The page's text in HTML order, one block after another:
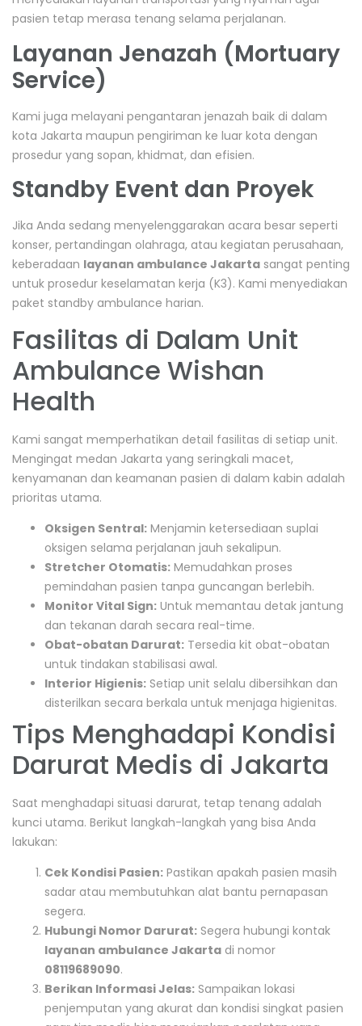
pasien tetap merasa tenang selama perjalanan.
Layanan Jenazah (Mortuary
Service)
Kami juga melayani pengantaran jenazah baik di dalam
kota Jakarta maupun pengiriman ke luar kota dengan
prosedur yang sopan, khidmat, dan efisien.
Standby Event dan Proyek
Jika Anda sedang menyelenggarakan acara besar seperti
konser, pertandingan olahraga, atau kegiatan perusahaan,
keberadaan layanan ambulance Jakarta sangat penting
untuk prosedur keselamatan kerja (K3). Kami menyediakan
paket standby ambulance harian.
Fasilitas di Dalam Unit
Ambulance Wishan
Health
Kami sangat memperhatikan detail fasilitas di setiap unit.
Mengingat medan Jakarta yang seringkali macet,
kenyamanan dan keamanan pasien di dalam kabin adalah
prioritas utama.
Oksigen Sentral: Menjamin ketersediaan suplai
oksigen selama perjalanan jauh sekalipun.
Stretcher Otomatis: Memudahkan proses
pemindahan pasien tanpa guncangan berlebih.
Monitor Vital Sign: Untuk memantau detak jantung
dan tekanan darah secara real-time.
Obat-obatan Darurat: Tersedia kit obat-obatan
untuk tindakan stabilisasi awal.
Interior Higienis: Setiap unit selalu dibersihkan dan
disterilkan secara berkala untuk menjaga higienitas.
Tips Menghadapi Kondisi
Darurat Medis di Jakarta
Saat menghadapi situasi darurat, tetap tenang adalah
kunci utama. Berikut langkah-langkah yang bisa Anda
lakukan:
Cek Kondisi Pasien: Pastikan apakah pasien masih
sadar atau membutuhkan alat bantu pernapasan
segera.
Hubungi Nomor Darurat: Segera hubungi kontak
layanan ambulance Jakarta di nomor
08119689090.
Berikan Informasi Jelas: Sampaikan lokasi
penjemputan yang akurat dan kondisi singkat pasien